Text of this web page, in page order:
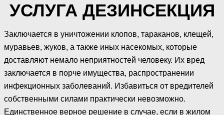
УСЛУГА ДЕЗИНСЕКЦИЯ
Заключается в уничтожении клопов, тараканов, клещей,
муравьев, жуков, а также иных насекомых, которые
доставляют немало неприятностей человеку. Их вред
заключается в порче имущества, распространении
инфекционных заболеваний. Избавиться от вредителей
собственными силами практически невозможно.
Единственное верное решение в случае, если в жилом